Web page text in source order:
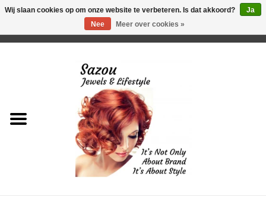
Just for Him
Wij slaan cookies op om onze website te verbeteren. Is dat akkoord?
Ja
Nee
Meer over cookies »